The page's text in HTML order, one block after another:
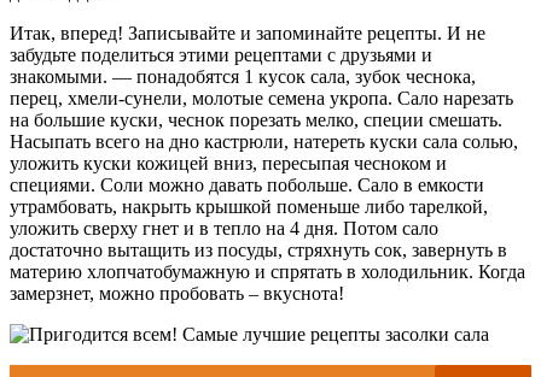
Итак, вперед! Записывайте и запоминайте рецепты. И не
забудьте поделиться этими рецептами с друзьями и
знакомыми. — понадобятся 1 кусок сала, зубок чеснока,
перец, хмели-сунели, молотые семена укропа. Сало нарезать
на большие куски, чеснок порезать мелко, специи смешать.
Насыпать всего на дно кастрюли, натереть куски сала солью,
уложить куски кожицей вниз, пересыпая чесноком и
специями. Соли можно давать побольше. Сало в емкости
утрамбовать, накрыть крышкой поменьше либо тарелкой,
уложить сверху гнет и в тепло на 4 дня. Потом сало
достаточно вытащить из посуды, стряхнуть сок, завернуть в
материю хлопчатобумажную и спрятать в холодильник. Когда
замерзнет, можно пробовать – вкуснота!